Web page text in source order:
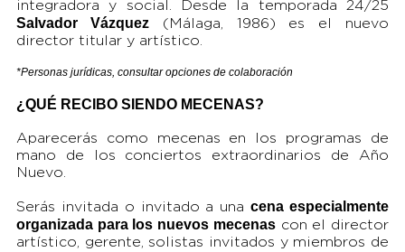
integradora y social. Desde la temporada 24/25
Salvador Vázquez(Málaga, 1986) es el nuevo
director titular y artístico.
*Personas jurídicas, consultar opciones de colaboración
¿QUÉ RECIBO SIENDO MECENAS?
Aparecerás como mecenas en los programas de
mano de los conciertos extraordinarios de Año
Nuevo.
Serás invitada o invitado a unacena especialmente
organizada para los nuevos mecenascon el director
artístico, gerente, solistas invitados y miembros de